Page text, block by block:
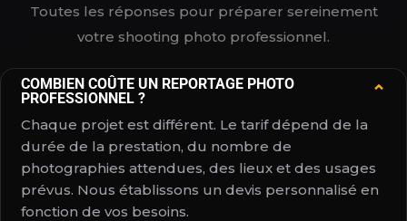
Toutes les réponses pour préparer sereinement
votre shooting photo professionnel.
COMBIEN COÛTE UN REPORTAGE PHOTO
PROFESSIONNEL ?
⌄
Chaque projet est différent. Le tarif dépend de la
durée de la prestation, du nombre de
photographies attendues, des lieux et des usages
prévus. Nous établissons un devis personnalisé en
fonction de vos besoins.